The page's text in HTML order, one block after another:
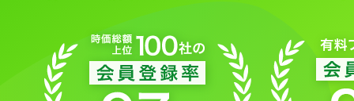
Sustainable Japanは、
サステナビリティ・ESGに関する